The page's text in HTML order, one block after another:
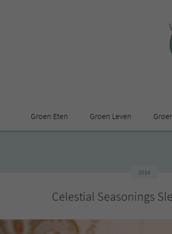
Groen Eten Groen Leven
2014
Celestial Seasonings